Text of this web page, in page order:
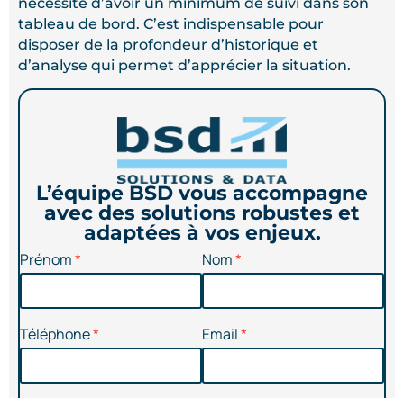
tableau de bord. C’est indispensable pour
disposer de la profondeur d’historique et
d’analyse qui permet d’apprécier la situation.
L’équipe BSD vous accompagne
avec des solutions robustes et
adaptées à vos enjeux.
Prénom Nom
Téléphone Email